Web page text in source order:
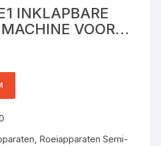
INKLAPBARE
VOOR
MET KINOMAP,
STIL DUBBEL
BELASTBAAR
, Roeiapparaten Semi-